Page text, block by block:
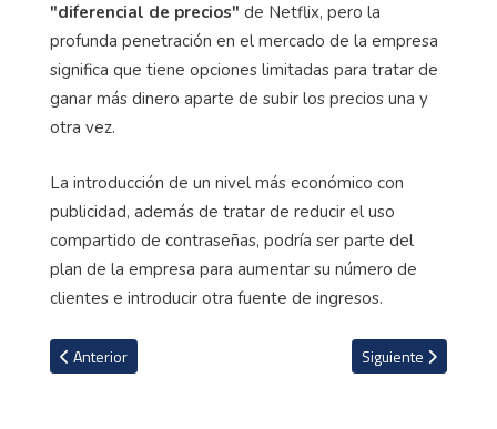
"diferencial de precios" de Netflix, pero la
profunda penetración en el mercado de la empresa
significa que tiene opciones limitadas para tratar de
ganar más dinero aparte de subir los precios una y
otra vez.
La introducción de un nivel más económico con
publicidad, además de tratar de reducir el uso
compartido de contraseñas, podría ser parte del
plan de la empresa para aumentar su número de
clientes e introducir otra fuente de ingresos.
Artículo anterior: Cristiano Ronaldo agradece a la afición del
Anterior Artículo siguiente:
Siguiente